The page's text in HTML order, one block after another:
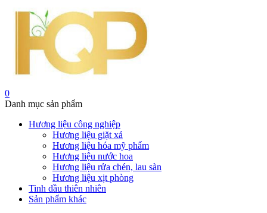
0
Danh mục sản phẩm
Hương liệu công nghiệp
Hương liệu giặt xả
Hương liệu hóa mỹ phẩm
Hương liệu nước hoa
Hương liệu rửa chén, lau sàn
Hương liệu xịt phòng
Tinh dầu thiên nhiên
Sản phẩm khác